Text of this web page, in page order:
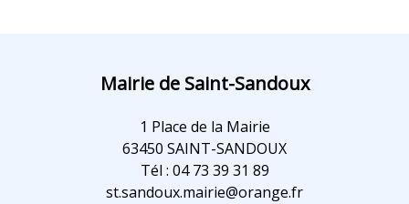
Mairie de Saint-Sandoux
1 Place de la Mairie
63450 SAINT-SANDOUX
Tél : 04 73 39 31 89
st.sandoux.mairie@orange.fr